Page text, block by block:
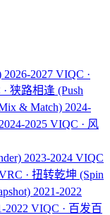
2026-2027 VIQC ·
· 狭路相逢 (Push
& Match) 2024-
2024-2025 VIQC · 风
2023-2024 VIQC
· 扭转乾坤 (Spin
2021-2022
2022 VIQC · 百发百